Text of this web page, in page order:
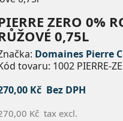
ZERO 0%
0,75L
Domaines Pierre
tovaru: 1002 PIERRE-
Kč Bez DPH
Kč tax excl.